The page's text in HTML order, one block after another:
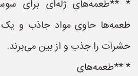
* **طعمه‌های ژله‌ای برای
طعمه‌ها حاوی مواد جاذب و
حشرات را جذب و از بین می‌برند.
* **طعمه‌های